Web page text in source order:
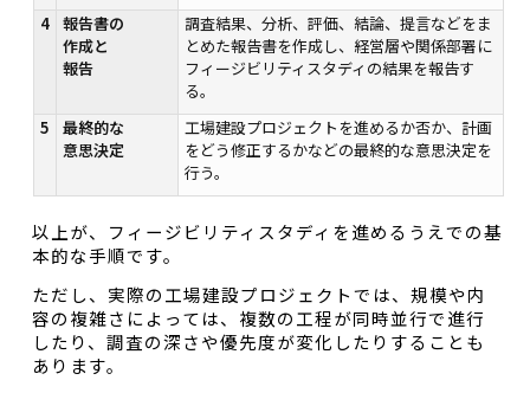
4
報告書の
作成と
報告
調査結果、分析、評価、結論、提言などをま
とめた報告書を作成し、経営層や関係部署に
フィージビリティスタディの結果を報告す
る。
5
最終的な
意思決定
工場建設プロジェクトを進めるか否か、計画
をどう修正するかなどの最終的な意思決定を
行う。
以上が、フィージビリティスタディを進めるうえでの基
本的な手順です。
ただし、実際の工場建設プロジェクトでは、規模や内
容の複雑さによっては、複数の工程が同時並行で進行
したり、調査の深さや優先度が変化したりすることも
あります。